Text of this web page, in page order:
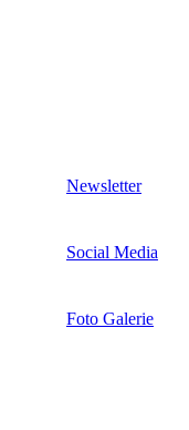
Newsletter
Social Media
Foto Galerie